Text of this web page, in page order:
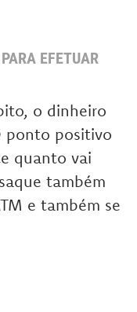
EFETUAR
o dinheiro
ponto positivo
quanto vai
também
e também se